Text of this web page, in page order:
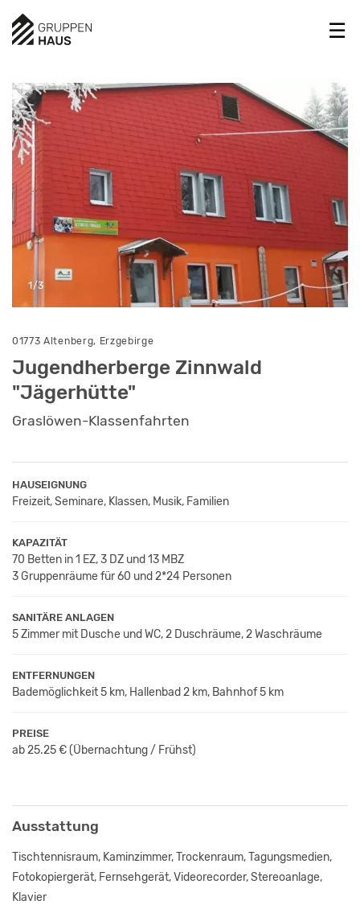
1/3
01773 Altenberg, Erzgebirge
Jugendherberge Zinnwald
"Jägerhütte"
Graslöwen-Klassenfahrten
HAUSEIGNUNG
Freizeit, Seminare, Klassen, Musik, Familien
KAPAZITÄT
70 Betten in 1 EZ, 3 DZ und 13 MBZ
3 Gruppenräume für 60 und 2*24 Personen
SANITÄRE ANLAGEN
5 Zimmer mit Dusche und WC, 2 Duschräume, 2 Waschräume
ENTFERNUNGEN
Bademöglichkeit 5 km, Hallenbad 2 km, Bahnhof 5 km
PREISE
ab 25.25 €(Übernachtung / Frühst)
Ausstattung
Tischtennisraum, Kaminzimmer, Trockenraum, Tagungsmedien,
Fotokopiergerät, Fernsehgerät, Videorecorder, Stereoanlage,
Klavier